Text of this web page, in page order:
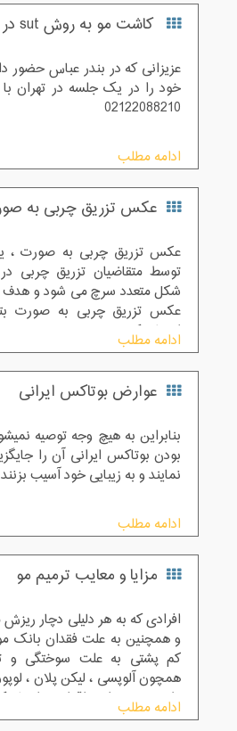
کاشت مو به روش sut در بندر عباس
عزیزانی که در بندر عباس حضور
02122088210
ادامه مطلب
عکس تزریق چربی به
عکس تزریق چربی به صورت ،
توسط متقاضیان تزریق چربی
شکل متعدد سرچ می شود و هدف
عکس تزریق چربی به صورت
انتخاب کنند.
ادامه مطلب
عوارض بوتاکس ایرانی
بنابراین به هیچ وجه توصیه
بودن بوتاکس ایرانی آن را
نمایند و به زیبایی خود آسیب بزنند
ادامه مطلب
مزایا و معایب ترمیم مو
افرادی که به هر دلیلی دچار
و همچنین به علت فقدان بانک
کم پشتی به علت سوختگی و
همچون آلوپسی ، لیکن پلان ،
دلایل نمی توانند اقدام به انجام
روش جایگزین برای آن ها ترمیم
ادامه مطلب